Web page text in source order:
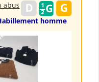
homme
abus